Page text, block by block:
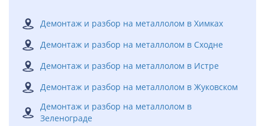
Демонтаж и разбор на металлолом в Химках
Демонтаж и разбор на металлолом в Сходне
Демонтаж и разбор на металлолом в Истре
Демонтаж и разбор на металлолом в Жуковском
Демонтаж и разбор на металлолом в
Зеленограде